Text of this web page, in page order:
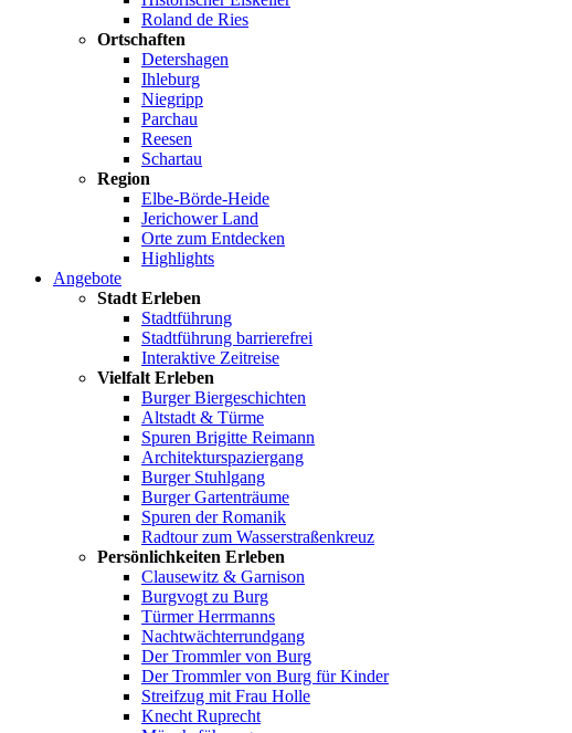
Roland de Ries
Ortschaften
Detershagen
Ihleburg
Niegripp
Parchau
Reesen
Schartau
Region
Elbe-Börde-Heide
Jerichower Land
Orte zum Entdecken
Highlights
Angebote
Stadt Erleben
Stadtführung
Stadtführung barrierefrei
Interaktive Zeitreise
Vielfalt Erleben
Burger Biergeschichten
Altstadt & Türme
Spuren Brigitte Reimann
Architekturspaziergang
Burger Stuhlgang
Burger Gartenträume
Spuren der Romanik
Radtour zum Wasserstraßenkreuz
Persönlichkeiten Erleben
Clausewitz & Garnison
Burgvogt zu Burg
Türmer Herrmanns
Nachtwächterrundgang
Der Trommler von Burg
Der Trommler von Burg für Kinder
Streifzug mit Frau Holle
Knecht Ruprecht